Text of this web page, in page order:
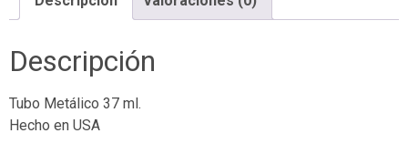
Descripción
Tubo Metálico 37 ml.
Hecho en USA